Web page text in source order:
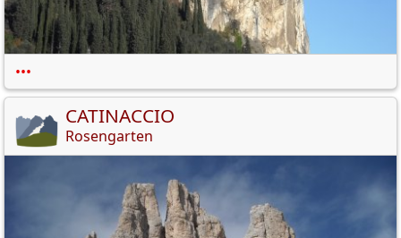
•••
CATINACCIO
Rosengarten